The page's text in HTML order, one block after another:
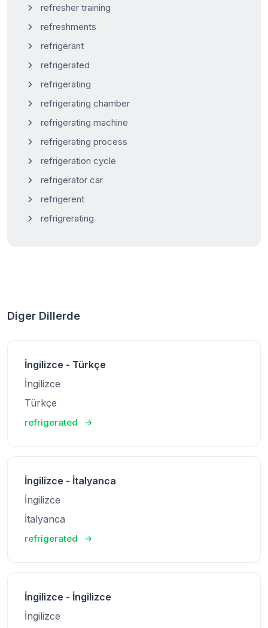
refresher training
refreshments
refrigerant
refrigerated
refrigerating
refrigerating chamber
refrigerating machine
refrigerating process
refrigeration cycle
refrigerator car
refrigerent
refrigrerating
Diger Dillerde
İngilizce - Türkçe
İngilizce
Türkçe
refrigerated
İngilizce - İtalyanca
İngilizce
İtalyanca
refrigerated
İngilizce - İngilizce
İngilizce